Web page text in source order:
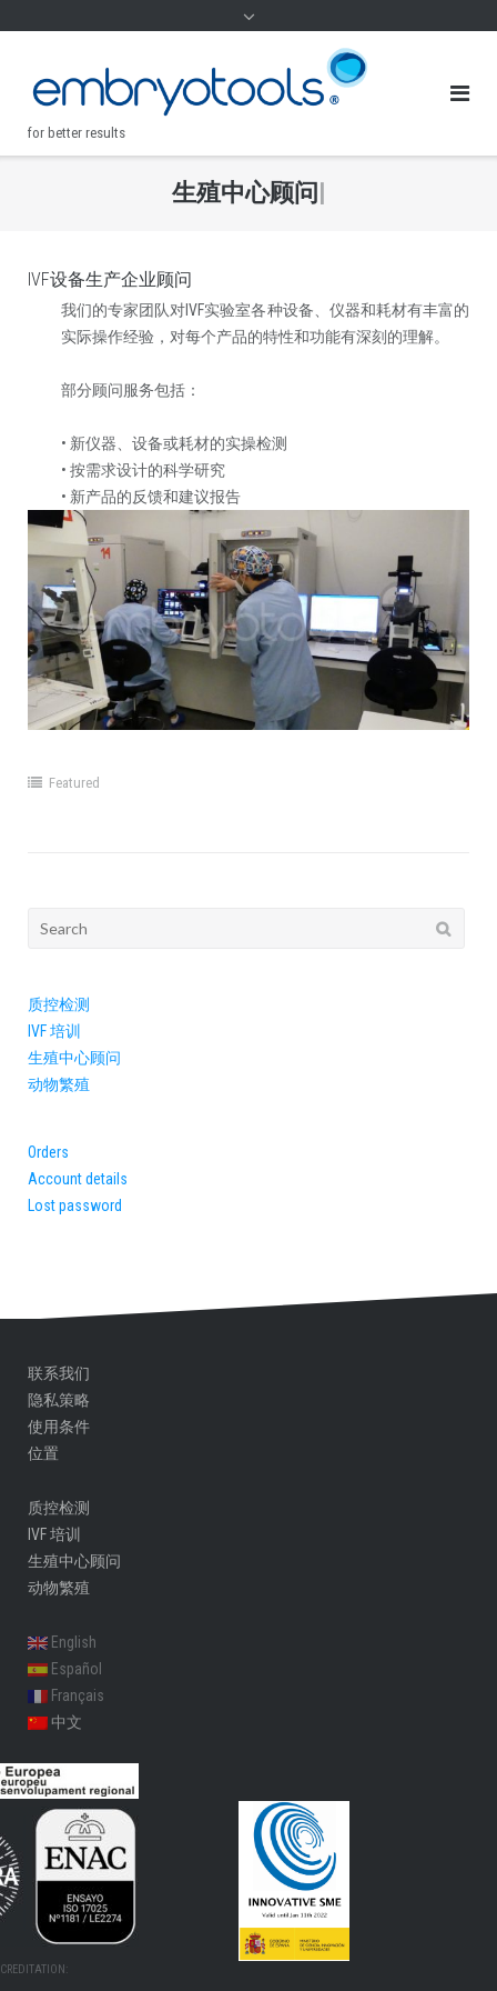
for better results
.
生殖中心顾问
IVF设备生产企业顾问
我们的专家团队对IVF实验室各种设备、仪器和耗材有丰富的
实际操作经验，对每个产品的特性和功能有深刻的理解。
部分顾问服务包括：
• 新仪器、设备或耗材的实操检测
• 按需求设计的科学研究
• 新产品的反馈和建议报告
Featured
Search
质控检测
IVF 培训
生殖中心顾问​
动物繁殖
Orders
Account details
Lost password
联系我们
隐私策略
使用条件
位置
质控检测
IVF 培训
生殖中心顾问​
动物繁殖
English
Español
Français
中文